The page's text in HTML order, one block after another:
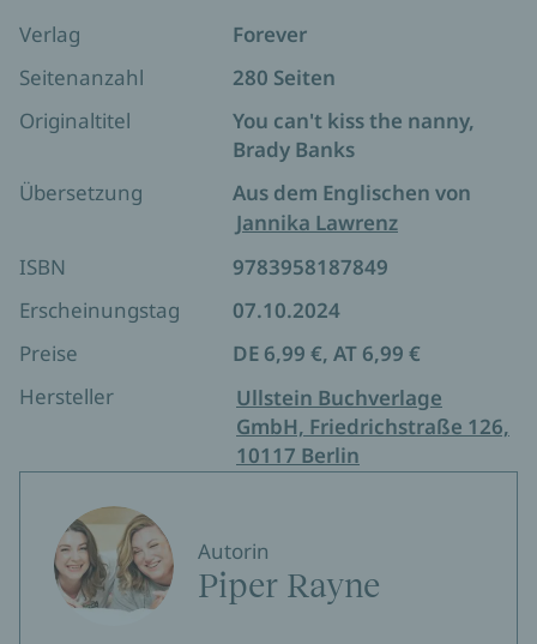
Band 2:
You Can't Break the Rules
Band 3:You Can't Kiss Your Best Friend's Sister
Verlag
Forever
Seitenanzahl
280 Seiten
Originaltitel
You can't kiss the nanny,
Brady Banks
Übersetzung
Aus dem Englischen von
Jannika Lawrenz
ISBN
9783958187849
Erscheinungstag
07.10.2024
Preise
DE 6,99 €, AT 6,99 €
Hersteller
Ullstein Buchverlage
GmbH, Friedrichstraße 126,
10117 Berlin
Autorin
Piper Rayne